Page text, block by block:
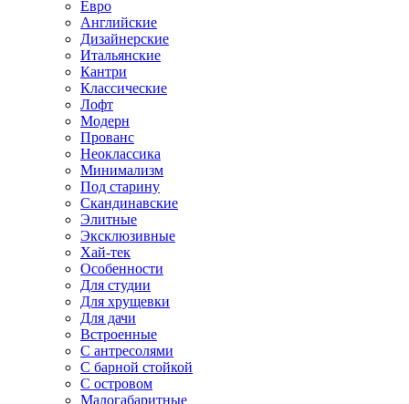
Евро
Английские
Дизайнерские
Итальянские
Кантри
Классические
Лофт
Модерн
Прованс
Неоклассика
Минимализм
Под старину
Скандинавские
Элитные
Эксклюзивные
Хай-тек
Особенности
Для студии
Для хрущевки
Для дачи
Встроенные
С антресолями
С барной стойкой
С островом
Малогабаритные